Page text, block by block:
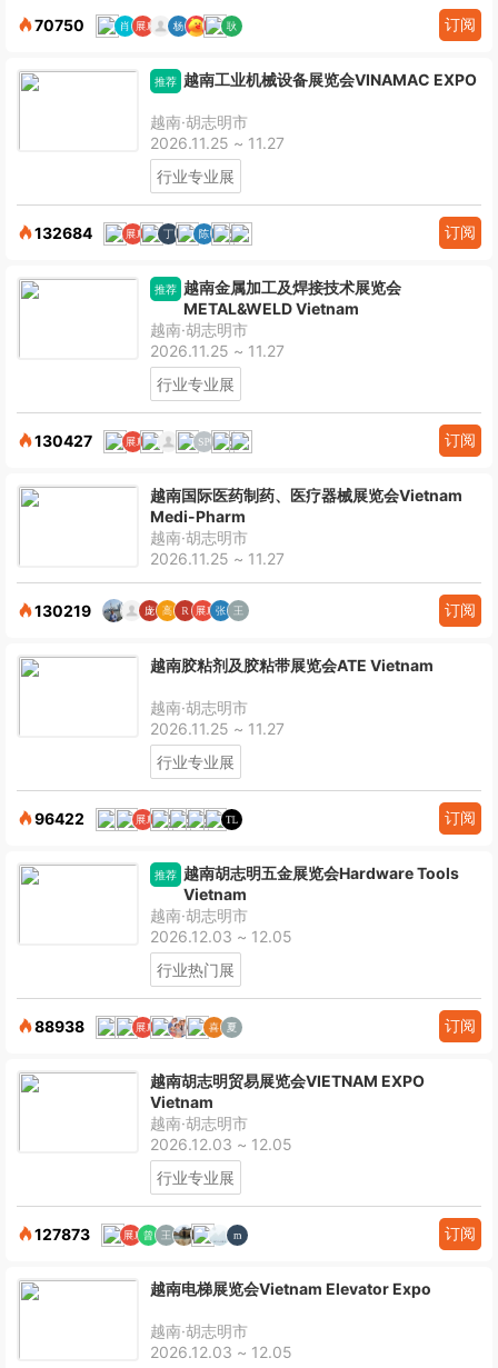
70750 订阅
推荐 越南工业机械设备展览会VINAMAC EXPO
越南·胡志明市
2026.11.25 ~ 11.27
行业专业展
132684 订阅
推荐 越南金属加工及焊接技术展览会
METAL&WELD Vietnam
越南·胡志明市
2026.11.25 ~ 11.27
行业专业展
130427 订阅
越南国际医药制药、医疗器械展览会Vietnam
Medi-Pharm
越南·胡志明市
2026.11.25 ~ 11.27
130219 订阅
越南胶粘剂及胶粘带展览会ATE Vietnam
越南·胡志明市
2026.11.25 ~ 11.27
行业专业展
96422 订阅
推荐 越南胡志明五金展览会Hardware Tools
Vietnam
越南·胡志明市
2026.12.03 ~ 12.05
行业热门展
88938 订阅
越南胡志明贸易展览会VIETNAM EXPO
Vietnam
越南·胡志明市
2026.12.03 ~ 12.05
行业专业展
127873 订阅
越南电梯展览会Vietnam Elevator Expo
越南·胡志明市
2026.12.03 ~ 12.05